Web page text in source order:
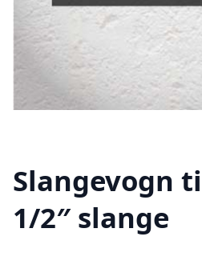
Slangevogn
1/2″ slange